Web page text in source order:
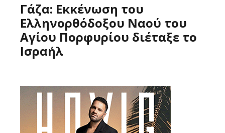
Γάζα: Εκκένωση του
Ελληνορθόδοξου Ναού του
Αγίου Πορφυρίου διέταξε το
Ισραήλ